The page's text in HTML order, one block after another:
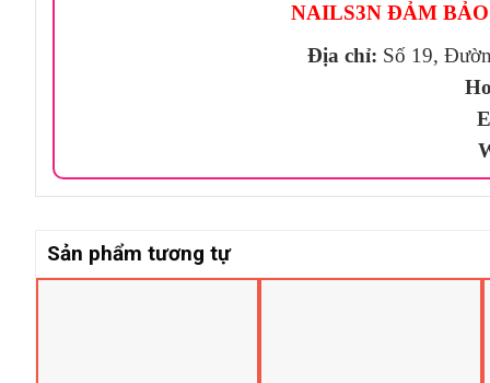
NAILS3N ĐẢM
Địa chỉ: Số 19,
Sản phẩm tương tự